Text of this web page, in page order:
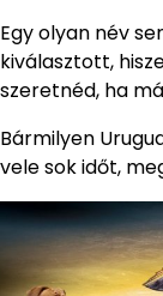
Egy olyan név
kiválasztott,
szeretnéd, ha
Bármilyen
vele sok időt,